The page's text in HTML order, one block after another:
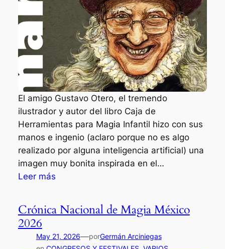
n
u
e
v
o
l
i
b
r
d
B
r
El amigo Gustavo Otero, el tremendo
ilustrador y autor del libro Caja de
Herramientas para Magia Infantil hizo con sus
manos e ingenio (aclaro porque no es algo
realizado por alguna inteligencia artificial) una
imagen muy bonita inspirada en el…
Leer más:
u
t
Crónica Nacional de Magia México
2026
May 21, 2026—porGermán Arciniegas